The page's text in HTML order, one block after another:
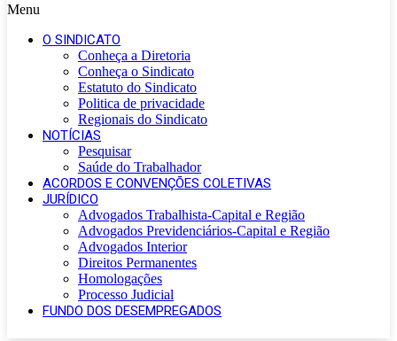
Menu
O SINDICATO
Conheça a Diretoria
Conheça o Sindicato
Estatuto do Sindicato
Politica de privacidade
Regionais do Sindicato
NOTÍCIAS
Pesquisar
Saúde do Trabalhador
ACORDOS E CONVENÇÕES COLETIVAS
JURÍDICO
Advogados Trabalhista-Capital e Região
Advogados Previdenciários-Capital e Região
Advogados Interior
Direitos Permanentes
Homologações
Processo Judicial
FUNDO DOS DESEMPREGADOS